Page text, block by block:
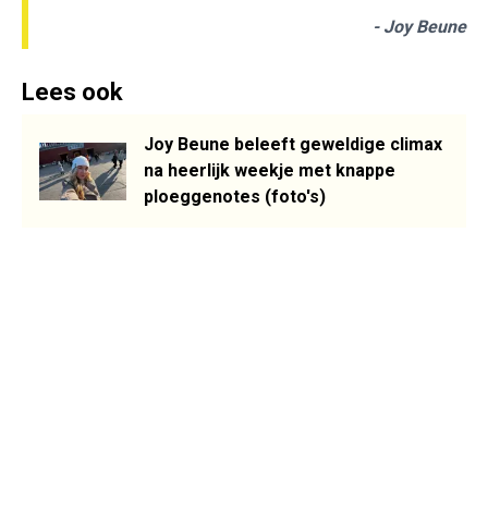
- Joy Beune
Lees ook
Joy Beune beleeft geweldige climax
na heerlijk weekje met knappe
ploeggenotes (foto's)